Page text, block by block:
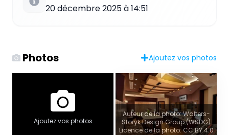
20 décembre 2025 à 14:51
Photos Ajoutez vos photos
Ajoutez vos photos
Auteur de la photo: Walters-
Storyk Design Group (WSDG)
Licence de la photo: CC BY 4.0